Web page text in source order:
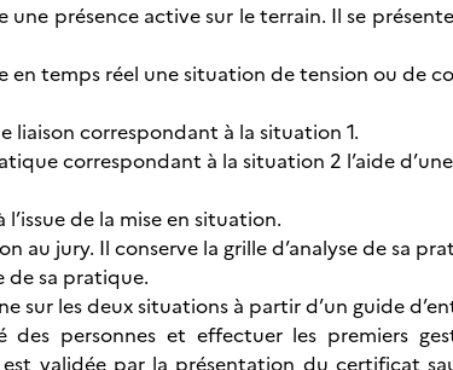
une présence active sur le terrain. Il se
en temps réel une situation de tension ou de
liaison correspondant à la situation 1.
correspondant à la situation 2 l’aide
de la mise en situation.
au jury. Il conserve la grille d’analyse de sa
de sa pratique.
sur les deux situations à partir d’un guide
personnes et effectuer les premiers
validée par la présentation du certificat